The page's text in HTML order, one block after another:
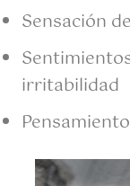
Sensación
irritabilidad